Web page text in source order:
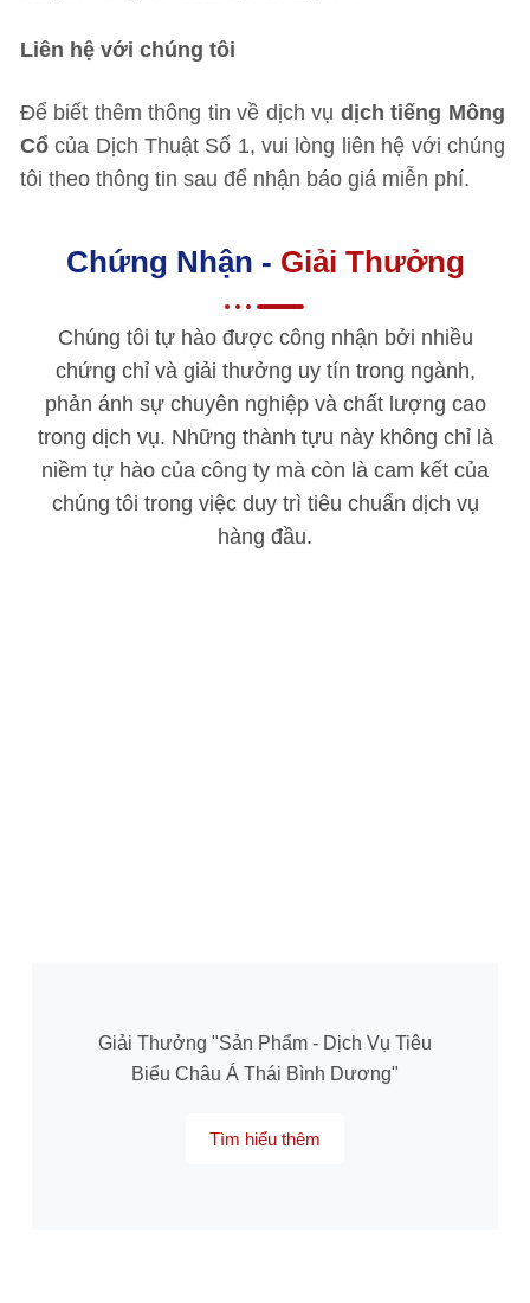
Liên hệ với chúng tôi
Để biết thêm thông tin về dịch vụ dịch tiếng Mông
Cổcủa Dịch Thuật Số 1, vui lòng liên hệ với chúng
tôi theo thông tin sau để nhận báo giá miễn phí.
Chứng Nhận - Giải Thưởng
Chúng tôi tự hào được công nhận bởi nhiều
chứng chỉ và giải thưởng uy tín trong ngành,
phản ánh sự chuyên nghiệp và chất lượng cao
trong dịch vụ. Những thành tựu này không chỉ là
niềm tự hào của công ty mà còn là cam kết của
chúng tôi trong việc duy trì tiêu chuẩn dịch vụ
hàng đầu.
Giải Thưởng "Sản Phẩm - Dịch Vụ Tiêu
Biểu Châu Á Thái Bình Dương"
Tìm hiểu thêm